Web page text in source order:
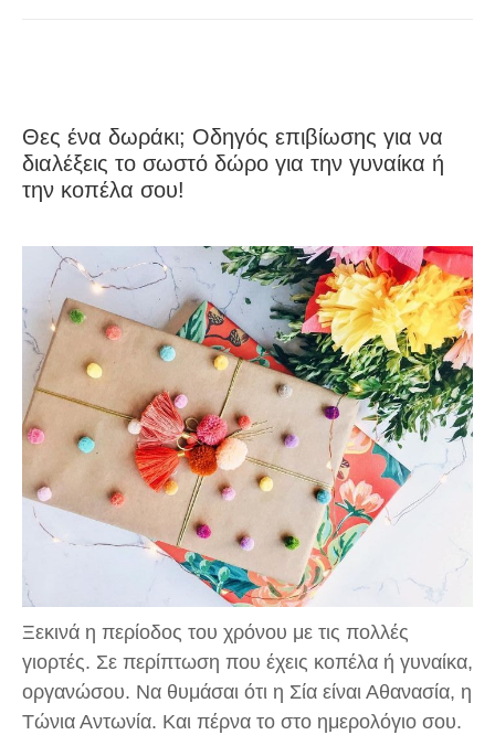
Θες ένα δωράκι; Οδηγός επιβίωσης για να
διαλέξεις το σωστό δώρο για την γυναίκα ή
την κοπέλα σου!
Ξεκινά η περίοδος του χρόνου με τις πολλές
γιορτές. Σε περίπτωση που έχεις κοπέλα ή γυναίκα,
οργανώσου. Να θυμάσαι ότι η Σία είναι Αθανασία, η
Τώνια Αντωνία. Και πέρνα το στο ημερολόγιο σου.